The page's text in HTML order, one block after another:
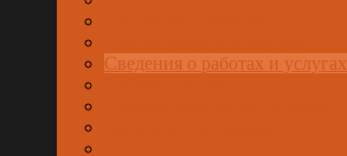
Сведения о работах и услугах